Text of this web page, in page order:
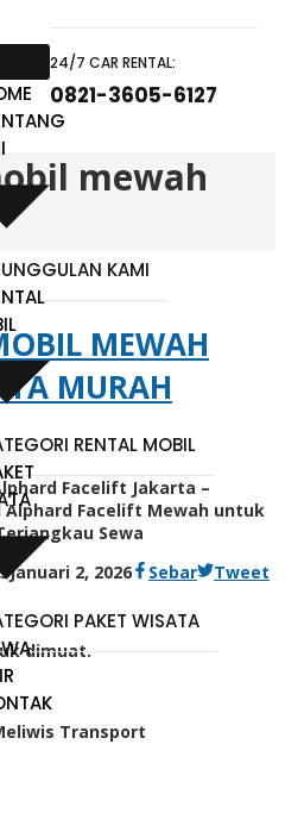
KAMI
RENTAL MOBIL
PAKET WISATA
24/7 CAR RENTAL:
0821-3605-6127
mewah
MEWAH
MURAH
Facelift Jakarta –
Alphard Facelift Mewah untuk
Sewa
Januari 2, 2026 Sebar
Tweet
dimuat.